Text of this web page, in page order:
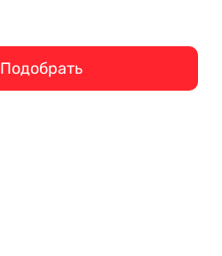
Подобрать